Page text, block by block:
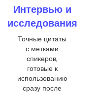
Интервью и
исследования
Точные цитаты
с метками
спикеров,
готовые к
использованию
сразу после